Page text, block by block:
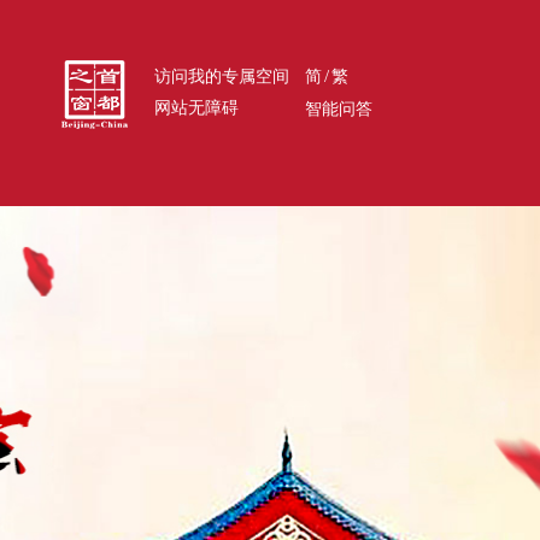
访问我的专属空间 简/繁
网站无障碍
智能问答